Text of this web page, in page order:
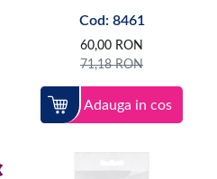
Cod: 8461
60,00 RON
71,18RON
Adauga in cos